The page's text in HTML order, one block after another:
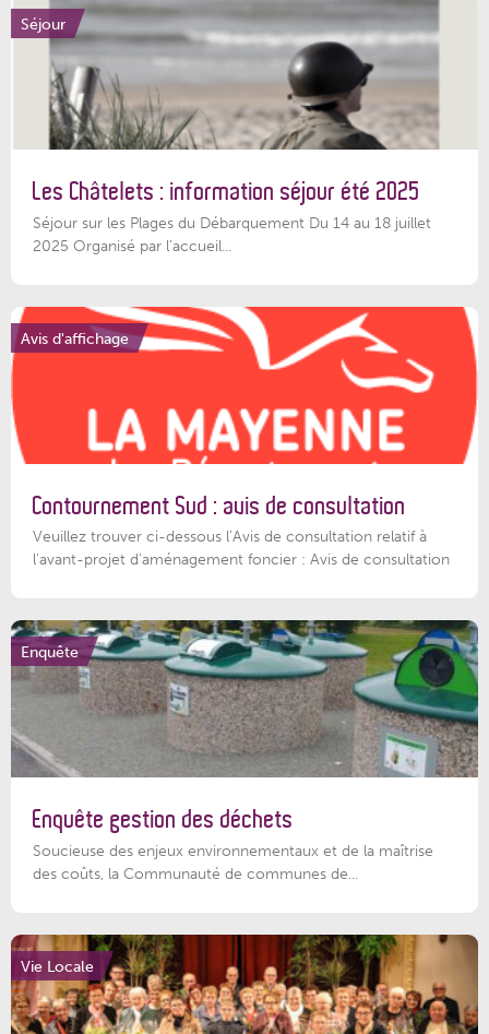
Séjour
Les Châtelets : information séjour été 2025
Séjour sur les Plages du Débarquement Du 14 au 18 juillet
2025 Organisé par l’accueil...
Avis d'affichage
Contournement Sud : avis de consultation
Veuillez trouver ci-dessous l’Avis de consultation relatif à
l'avant-projet d'aménagement foncier : Avis de consultation
Enquête
Enquête gestion des déchets
Soucieuse des enjeux environnementaux et de la maîtrise
des coûts, la Communauté de communes de...
Vie Locale